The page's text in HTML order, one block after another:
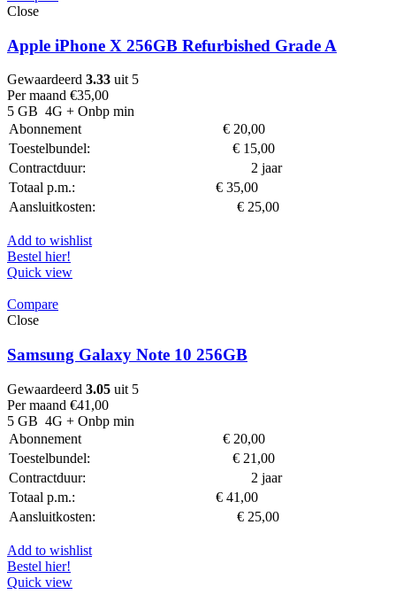
Close
Apple iPhone X 256GB Refurbished Grade A
Gewaardeerd 3.33 uit 5
Per maand €35,00
5 GB 4G + Onbp min
Abonnement
€ 20,00
Toestelbundel:
€ 15,00
Contractduur:
2 jaar
Totaal p.m.:
€ 35,00
Aansluitkosten:
€ 25,00
Add to wishlist
Bestel hier!
Quick view
Compare
Close
Samsung Galaxy Note 10 256GB
Gewaardeerd 3.05 uit 5
Per maand €41,00
5 GB 4G + Onbp min
Abonnement
€ 20,00
Toestelbundel:
€ 21,00
Contractduur:
2 jaar
Totaal p.m.:
€ 41,00
Aansluitkosten:
€ 25,00
Add to wishlist
Bestel hier!
Quick view